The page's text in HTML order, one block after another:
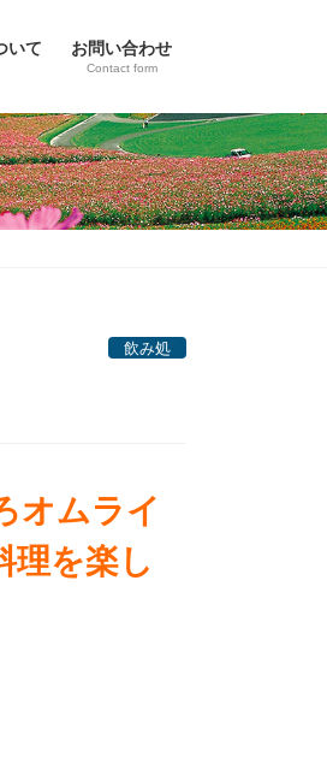
いて お問い合わせ
Contact form
飲み処
オムライ
理を楽し